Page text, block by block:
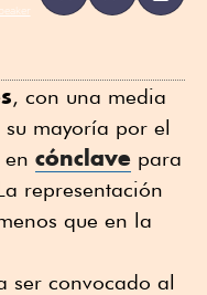
, con una media
mayoría por el
cónclave para
representación
que en la
ser convocado al